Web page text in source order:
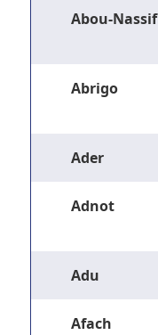
Abou-Nassif
Abrigo
Ader
Adnot
Adu
Afach